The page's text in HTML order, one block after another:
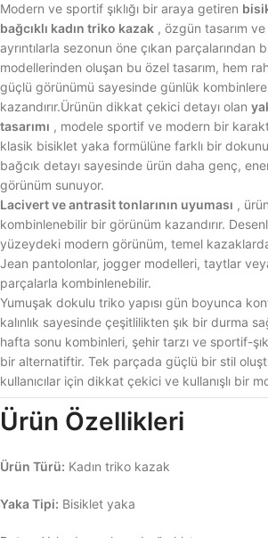
Modern ve sportif şıklığı bir araya getiren
bağcıklı kadın triko kazak , özgün tasarım
ayrıntılarla sezonun öne çıkan parçalarından
modellerinden oluşan bu özel tasarım, hem
güçlü görünümü sayesinde günlük
kazandırır.Ürünün dikkat çekici detayı olan
tasarımı , modele sportif ve modern bir
klasik bisiklet yaka formülüne farklı bir
bağcık detayı sayesinde ürün daha genç,
görünüm sunuyor.
Lacivert ve antrasit tonlarının uyuması ,
kombinlenebilir bir görünüm kazandırır.
yüzeydeki modern görünüm, temel
Jean pantolonlar, jogger modelleri, taytlar
parçalarla kombinlenebilir.
Yumuşak dokulu triko yapısı gün boyunca
kalınlık sayesinde çeşitlilikten şık bir durma
hafta sonu kombinleri, şehir tarzı ve sportif-
bir alternatiftir. Tek parçada güçlü bir stil
kullanıcılar için dikkat çekici ve kullanışlı bir
Ürün Özellikleri
Ürün Türü: Kadın triko kazak
Yaka Tipi: Bisiklet yaka